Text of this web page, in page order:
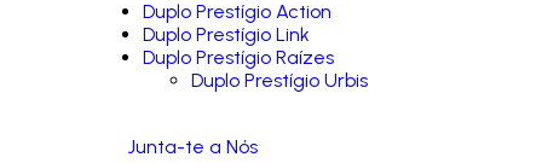
Duplo Prestígio Action
Duplo Prestígio Link
Duplo Prestígio Raízes
Duplo Prestígio Urbis
Junta-te a Nós